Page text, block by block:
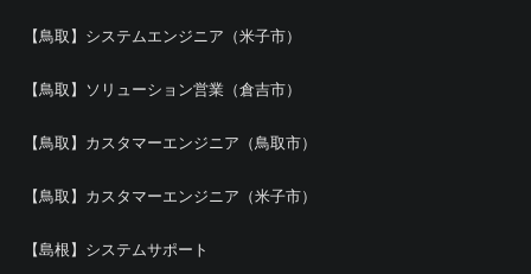
【鳥取】システムエンジニア（米子市）
【鳥取】ソリューション営業（倉吉市）
【鳥取】カスタマーエンジニア（鳥取市）
【鳥取】カスタマーエンジニア（米子市）
【島根】システムサポート